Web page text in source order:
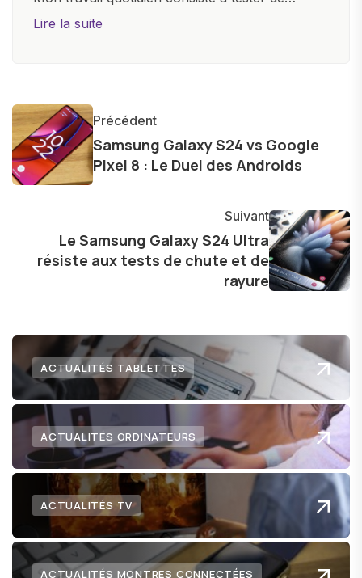
nouveaux appareils, à rédiger des critiques
informations précises et pertinentes pour aider
les consommateurs à comprendre et à naviguer
dans le paysage technologique en constante
évolution.
Lire la suite
Précédent
Samsung Galaxy S24 vs Google
Pixel 8 : Le Duel des Androids
Suivant
Le Samsung Galaxy S24 Ultra
résiste aux tests de chute et de
rayure
ACTUALITÉS TABLETTES
ACTUALITÉS ORDINATEURS
ACTUALITÉS TV
ACTUALITÉS MONTRES CONNECTÉES